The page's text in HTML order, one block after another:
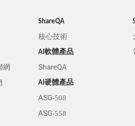
網
ShareQA
核心技術
AI軟體產品
ShareQA
AI硬體產品
ASG-508
ASG-558